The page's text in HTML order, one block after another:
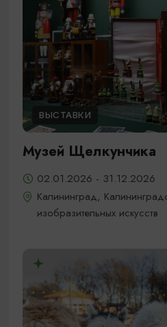
ВЫСТАВКИ
Музей Щелкунчика
02.01.2026 - 31.12.2026
Калининград,
изобразительных искусств